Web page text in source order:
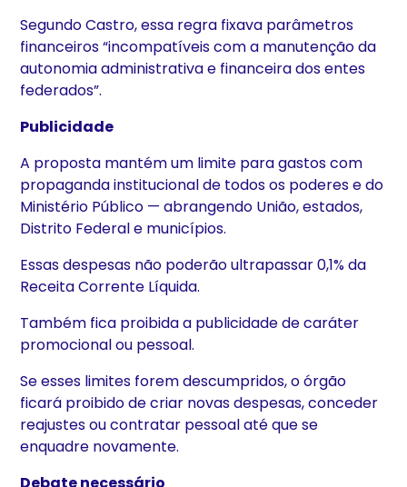
Segundo Castro, essa regra fixava parâmetros
financeiros “incompatíveis com a manutenção da
autonomia administrativa e financeira dos entes
federados”.
Publicidade
A proposta mantém um limite para gastos com
propaganda institucional de todos os poderes e do
Ministério Público — abrangendo União, estados,
Distrito Federal e municípios.
Essas despesas não poderão ultrapassar 0,1% da
Receita Corrente Líquida.
Também fica proibida a publicidade de caráter
promocional ou pessoal.
Se esses limites forem descumpridos, o órgão
ficará proibido de criar novas despesas, conceder
reajustes ou contratar pessoal até que se
enquadre novamente.
Debate necessário